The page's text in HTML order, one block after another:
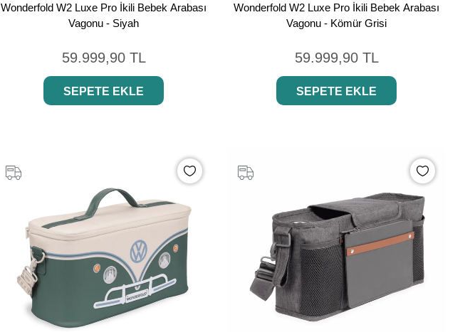
Wonderfold W2 Luxe Pro İkili Bebek Arabası
Vagonu - Siyah
59.999,90 TL
SEPETE EKLE
Wonderfold W2 Luxe Pro İkili Bebek Arabası
Vagonu - Kömür Grisi
59.999,90 TL
SEPETE EKLE